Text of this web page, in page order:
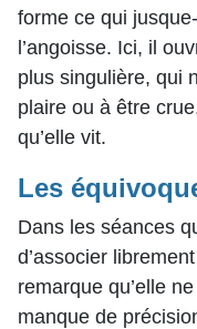
forme ce qui
l’angoisse. Ici, il
plus singulière, qui
plaire ou à être
qu’elle vit.
Les
Dans les séances
d’associer
remarque qu’elle
manque de